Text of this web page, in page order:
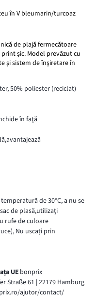
în V bleumarin/turcoaz
de plajă fermecătoare
şic. Model prevăzut cu
şi sistem de înşiretare în
50% poliester (reciclat)
în faţă
de 30°C, a nu se
de plasă,utilizaţi
rufe de culoare
Nu uscați prin
UE bonprix
Straße 61 | 22179 Hamburg
ajutor/contact/